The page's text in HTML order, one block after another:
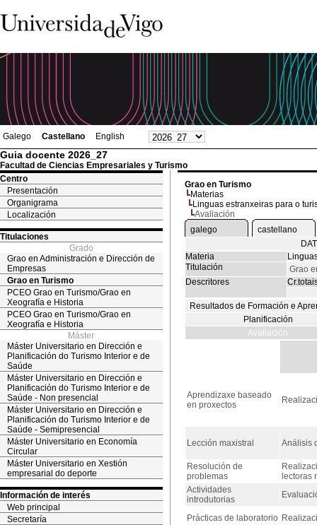
Galego Castellano English
Guia docente 2026_27
Facultad de Ciencias Empresariales y Turismo
Centro
Presentación
Organigrama
Localización
Titulaciones
Grado
Grao en Administración e Dirección de
Empresas
Grao en Turismo
PCEO Grao en Turismo/Grao en
Xeografía e Historia
PCEO Grao en Turismo/Grao en
Xeografía e Historia
Máster
Máster Universitario en Dirección e
Planificación do Turismo Interior e de
Saúde
Máster Universitario en Dirección e
Planificación do Turismo Interior e de
Saúde - Non presencial
Máster Universitario en Dirección e
Planificación do Turismo Interior e de
Saúde - Semipresencial
Máster Universitario en Economía
Circular
Máster Universitario en Xestión
empresarial do deporte
Información de interés
Web principal
Secretaría
Grao en Turismo
Materias
Linguas estranxeiras para o
Avaliación
galego
castellano
Materia
Titulación
Grao
Descritores
Resultados de Formación e
Planificación
Avaliación
Aprendizaxe baseado
en proxectos
Lección maxistral Análisis
Resolución de
problemas
lectoras
Actividades
introdutorias
Prácticas de laboratorio